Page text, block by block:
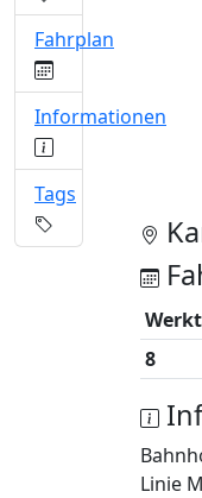
8
Linie
Fahrplan
Informationen
Tags